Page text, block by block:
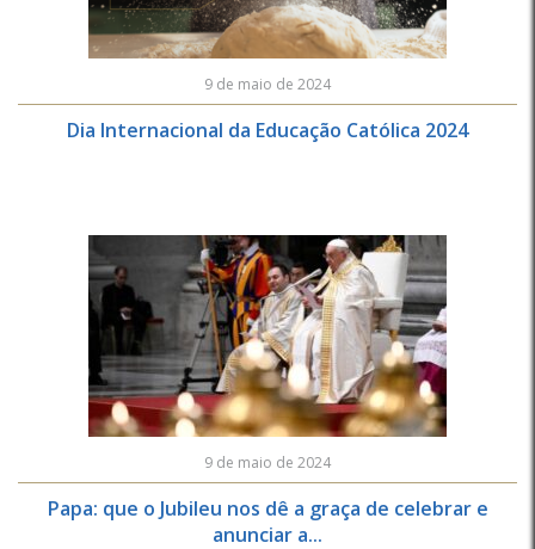
9 de maio de 2024
Dia Internacional da Educação Católica 2024
9 de maio de 2024
Papa: que o Jubileu nos dê a graça de celebrar e
anunciar a...